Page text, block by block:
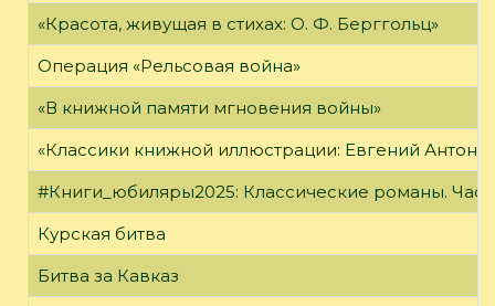
«Красота, живущая в стихах: О. Ф. Берггольц»
Операция «Рельсовая война»
«В книжной памяти мгновения войны»
«Классики книжной иллюстрации: Евгений
#Книги_юбиляры2025: Классические романы.
Курская битва
Битва за Кавказ